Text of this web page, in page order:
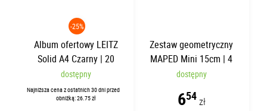
-25%
Album ofertowy LEITZ
Solid A4 Czarny | 20
koszulek | 45641095
dostępny
Najniższa cena z ostatnich 30 dni przed
obniżką: 26.75 zł
Zestaw geometryczny
MAPED Mini 15cm | 4
elementy
dostępny
654zł